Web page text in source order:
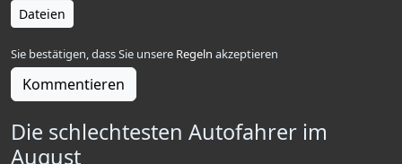
Dateien
Sie bestätigen, dass Sie unsere Regeln akzeptieren
Kommentieren
Die schlechtesten Autofahrer im
August